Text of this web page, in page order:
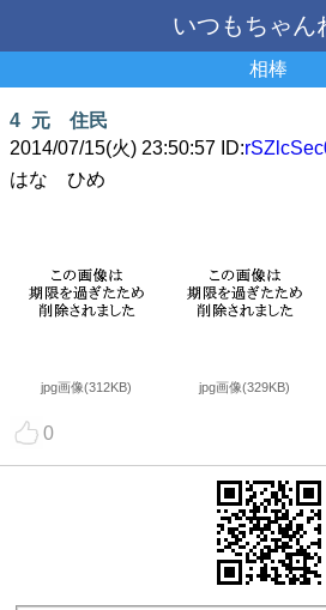
いつもちゃん
相棒
4 元 住民
2014/07/15(火) 23:50:57 ID:
はな ひめ
jpg画像(312KB) jpg画像(329KB)
0